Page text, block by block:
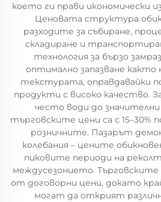
което ги прави икономически
Ценовата структура
разходите за събиране,
складиране и
технология за бързо
оптимално запазване както
текстурата, оправдавайки
продукти с високо качество.
често води до
търговските цени са с 15–30%
розничните. Пазарът
колебания – цените
пиковите периоди на
междусезонието. Търговските
от договорни цени, докато
могат да открият